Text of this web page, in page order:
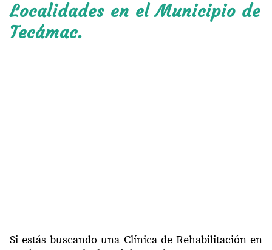
Localidades en el Municipio de
Tecámac.
Si estás buscando una Clínica de Rehabilitación en